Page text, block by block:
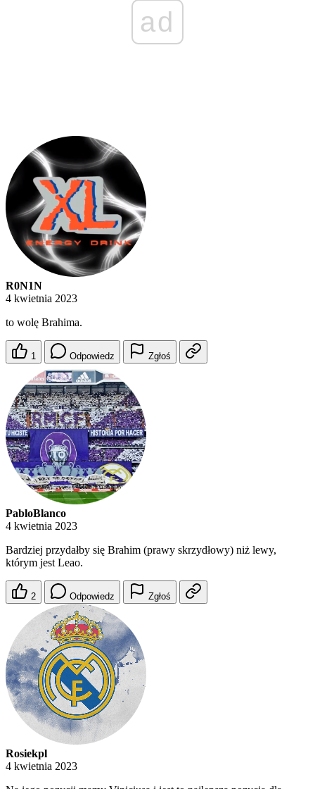
ad
R0N1N
4 kwietnia 2023
to wolę Brahima.
1 Odpowiedz Zgłoś
PabloBlanco
4 kwietnia 2023
Bardziej przydałby się Brahim (prawy skrzydłowy) niż lewy,
którym jest Leao.
2 Odpowiedz Zgłoś
Rosiekpl
4 kwietnia 2023